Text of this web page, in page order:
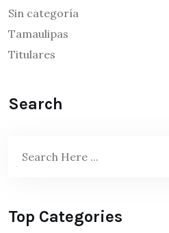
Sin categoría
Tamaulipas
Titulares
Search
Top Categories